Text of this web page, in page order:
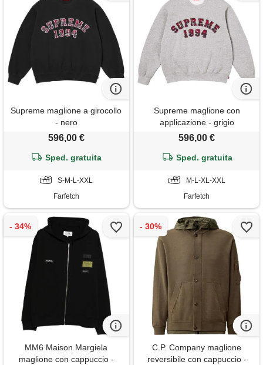
Supreme maglione a girocollo
- nero
596,00 €
Sped. gratuita
S-M-L-XXL
Farfetch
Supreme maglione con
applicazione - grigio
596,00 €
Sped. gratuita
M-L-XL-XXL
Farfetch
MM6 Maison Margiela
maglione con cappuccio -
C.P. Company maglione
reversibile con cappuccio -